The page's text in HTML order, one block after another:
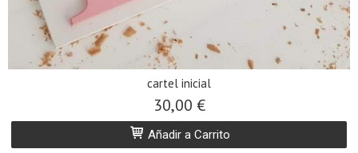
cartel inicial
30,00 €
Añadir a Carrito